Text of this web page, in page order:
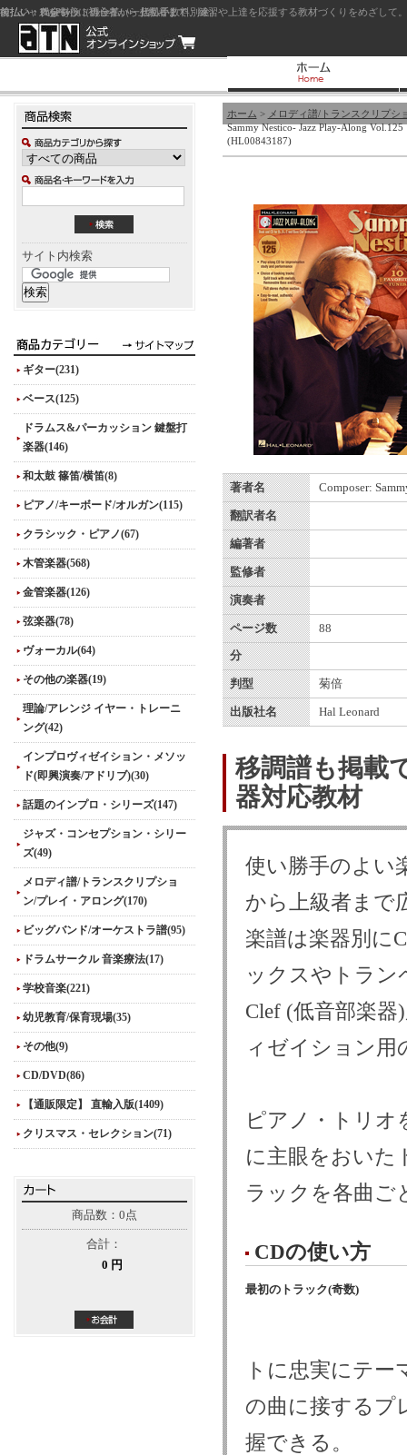
ジャズを中心に初心者から上級者まで、練習や上達を応援する教材づくりをめざし
サイト内検索
ギター(231)
ベース(125)
ドラムス&パーカッション 鍵盤打
楽器(146)
和太鼓 篠笛/横笛(8)
ピアノ/キーボード/オルガン(115)
クラシック・ピアノ(67)
木管楽器(568)
金管楽器(126)
弦楽器(78)
ヴォーカル(64)
その他の楽器(19)
理論/アレンジ イヤー・トレーニ
ング(42)
インプロヴィゼイション・メソッ
ド(即興演奏/アドリブ)(30)
話題のインプロ・シリーズ(147)
ジャズ・コンセプション・シリー
ズ(49)
メロディ譜/トランスクリプショ
ン/プレイ・アロング(170)
ビッグバンド/オーケストラ譜(95)
ドラムサークル 音楽療法(17)
学校音楽(221)
幼児教育/保育現場(35)
その他(9)
CD/DVD(86)
【通販限定】 直輸入版(1409)
クリスマス・セレクション(71)
商品数：0点
合計：
0 円
ホーム > メロディ譜/トランスクリプシ
Sammy Nestico- Jazz Play-Along Vol.125
(HL00843187)
著者名 Composer:
翻訳者名
編著者
監修者
演奏者
ページ数 88
分
判型 菊倍
出版社名 Hal Leonard
移調譜も掲載
器対応教材
使い勝手のよい
から上級者まで
楽譜は楽器別に
ックスやトラン
Clef (低音部楽
ィゼイション用
ピアノ・トリオ
に主眼をおいた
ラックを各曲ご
CDの使い方
最初のトラック(奇数)
トに忠実にテ
の曲に接するプ
握できる。
前払い：クレジットカード（一括払い）
後払い：代金引換（現金払い・代引手数料別途）
前払い：PayPay